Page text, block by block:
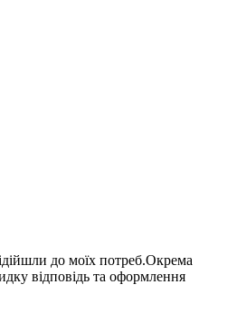
до моїх потреб.Окрема
відповідь та оформлення